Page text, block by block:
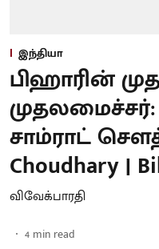
இந்தியா
பிஹாரின்
சாம்ராட்
Choudhary |
விவேக்பாரதி
4 min read